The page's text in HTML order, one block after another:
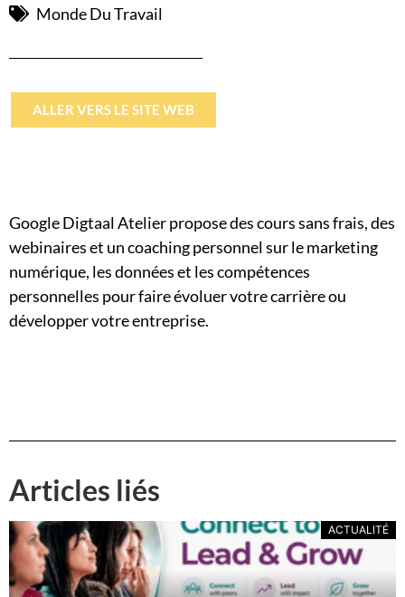
Monde Du Travail
ALLER VERS LE SITE WEB
Google Digtaal Atelier propose des cours sans frais, des
webinaires et un coaching personnel sur le marketing
numérique, les données et les compétences
personnelles pour faire évoluer votre carrière ou
développer votre entreprise.
Articles liés
ACTUALITÉ